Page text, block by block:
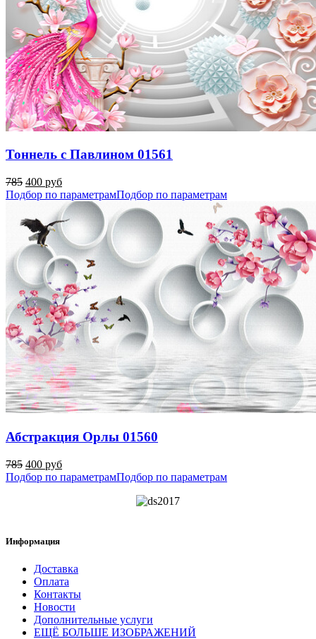
Тоннель с Павлином 01561
785 400 руб
Подбор по параметрамПодбор по параметрам
Абстракция Орлы 01560
785 400 руб
Подбор по параметрамПодбор по параметрам
Информация
Доставка
Оплата
Контакты
Новости
Дополнительные услуги
ЕЩЁ БОЛЬШЕ ИЗОБРАЖЕНИЙ